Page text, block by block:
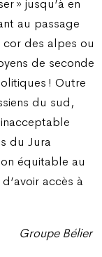
» jusqu’à en
au passage
des alpes ou
de seconde
! Outre
du sud,
du Jura
équitable au
accès à
Groupe Bélier